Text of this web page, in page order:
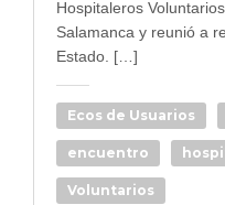
Hospitaleros
Salamanca y reunió a
Estado. […]
Ecos de Usuarios
encuentro
Voluntarios